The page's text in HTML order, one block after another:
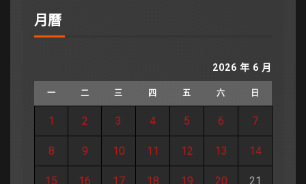
月曆
2026 年 6 月
一 二 三 四 五 六 日
1 2 3 4 5 6 7
8 9 10 11 12 13 14
15 16 17 18 19 20 21